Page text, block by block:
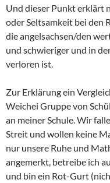
Und dieser Punkt erklärt
oder Seltsamkeit bei den
die angelsachsen/den
und schwieriger und in
verloren ist.
Zur Erklärung ein
Weichei Gruppe von
an meiner Schule. Wir
Streit und wollen keine
nur unsere Ruhe und
angemerkt, betreibe ich
und bin ein Rot-Gurt